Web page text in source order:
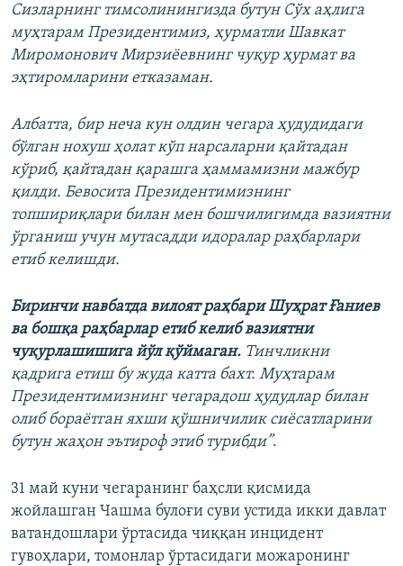
Сизларнинг тимсолинингизда бутун Сўх аҳлига
муҳтарам Президентимиз, ҳурматли Шавкат
Миромонович Мирзиёевнинг чуқур ҳурмат ва
эҳтиромларини етказаман.
Албатта, бир неча кун олдин чегара ҳудудидаги
бўлган нохуш ҳолат кўп нарсаларни қайтадан
кўриб, қайтадан қарашга ҳаммамизни мажбур
қилди. Бевосита Президентимизнинг
топшириқлари билан мен бошчилигимда вазиятни
ўрганиш учун мутасадди идоралар раҳбарлари
етиб келишди.
Биринчи навбатда вилоят раҳбари Шуҳрат Ғаниев
ва бошқа раҳбарлар етиб келиб вазиятни
чуқурлашишига йўл қўймаган. Тинчликни
қадрига етиш бу жуда катта бахт. Муҳтарам
Президентимизнинг чегарадош ҳудудлар билан
олиб бораётган яхши қўшничилик сиёсатларини
бутун жаҳон эътироф этиб турибди”.
31 май куни чегаранинг баҳсли қисмида
жойлашган Чашма булоғи суви устида икки давлат
ватандошлари ўртасида чиққан инцидент
гувоҳлари, томонлар ўртасидаги можаронинг